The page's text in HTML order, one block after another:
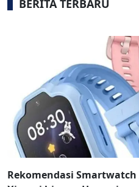
BERITA TERBARU
Rekomendasi Smartwatch